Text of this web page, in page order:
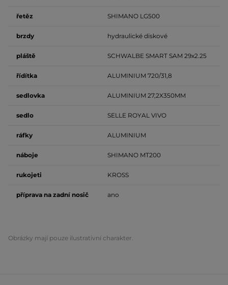
řetěz SHIMANO LG500
brzdy hydraulické diskové
pláště SCHWALBE SMART SAM 29x2.25
řídítka ALUMINIUM 720/31,8
sedlovka ALUMINIUM 27,2X350MM
sedlo SELLE ROYAL VIVO
ráfky ALUMINIUM
náboje SHIMANO MT200
rukojeti KROSS
příprava na zadní nosič ano
Obrázky mají pouze ilustrativní charakter.